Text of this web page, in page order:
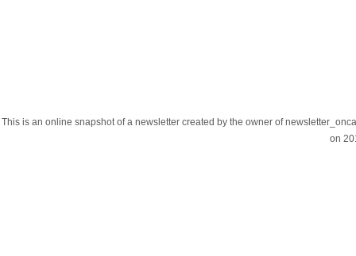
This is an online snapshot of a newsletter created by the owner of
on